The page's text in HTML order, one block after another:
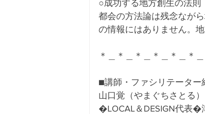
○成功する地方創生の法則
都会の方法論は残念なが
の情報にはありません。
＊＿＊＿＊＿＊＿＊＿＊
■講師・ファシリテーター
山口覚（やまぐちさとる
�LOCAL＆DESIGN代表�